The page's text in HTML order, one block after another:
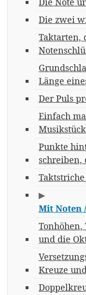
Die zwei
Taktarten,
Länge
Der Puls
Einfach
Musikstück
Punkte
▶
Mit Noten
und die
Kreuze